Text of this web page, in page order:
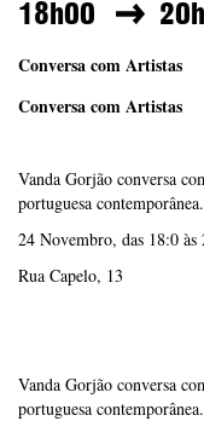
18h00
Conversa com Artistas
Conversa com Artistas
Vanda Gorjão conversa
portuguesa contemporânea.
24 Novembro, das 18:0 às
Rua Capelo, 13
Vanda Gorjão conversa
portuguesa contemporânea.